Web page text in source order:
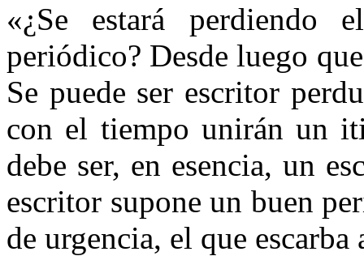
«¿Se estará
periódico? Desde luego
Se puede ser escritor
con el tiempo unirán un
debe ser, en esencia, un
escritor supone un buen
de urgencia, el que